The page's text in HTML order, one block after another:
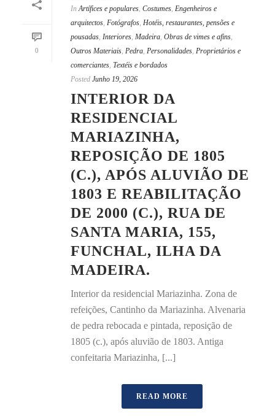
0
In Artífices e populares, Costumes, Engenheiros e
arquitectos, Fotógrafos, Hotéis, restaurantes, pensões e
pousadas, Interiores, Madeira, Obras de vimes e afins,
Outros Materiais, Pedra, Personalidades, Proprietários e
comerciantes, Textéis e bordados
Posted Junho 19, 2026
INTERIOR DA
RESIDENCIAL
MARIAZINHA,
REPOSIÇÃO DE 1805
(C.), APÓS ALUVIÃO DE
1803 E REABILITAÇÃO
DE 2000 (C.), RUA DE
SANTA MARIA, 155,
FUNCHAL, ILHA DA
MADEIRA.
Interior da residencial Mariazinha. Zona de
refeições, Cantinho da Mariazinha. Alvenaria
de pedra rebocada e pintada, reposição de
1805 (c.), após aluvião de 1803. Antiga
confeitaria Mariazinha, [...]
READ MORE